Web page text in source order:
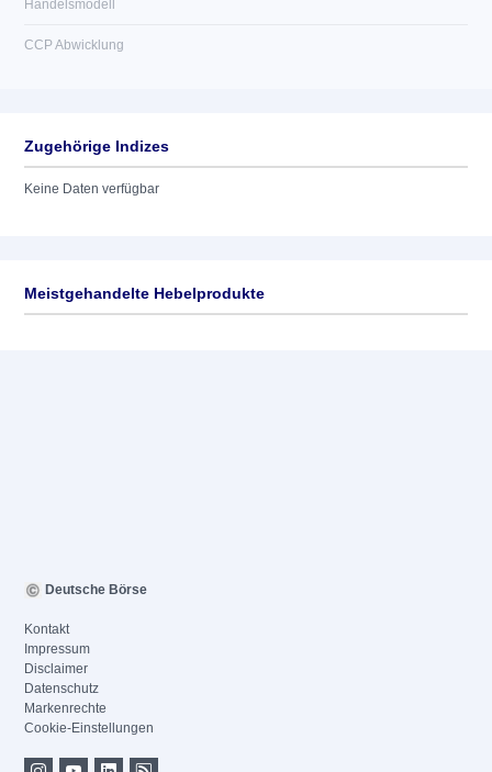
Handelsmodell
CCP Abwicklung
Zugehörige Indizes
Keine Daten verfügbar
Meistgehandelte Hebelprodukte
Deutsche Börse
Kontakt
Impressum
Disclaimer
Datenschutz
Markenrechte
Cookie-Einstellungen